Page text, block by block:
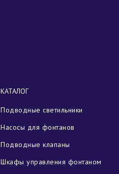
КАТАЛОГ
Подводные светильники
Насосы для фонтанов
Подводные клапаны
Шкафы управления фонтаном